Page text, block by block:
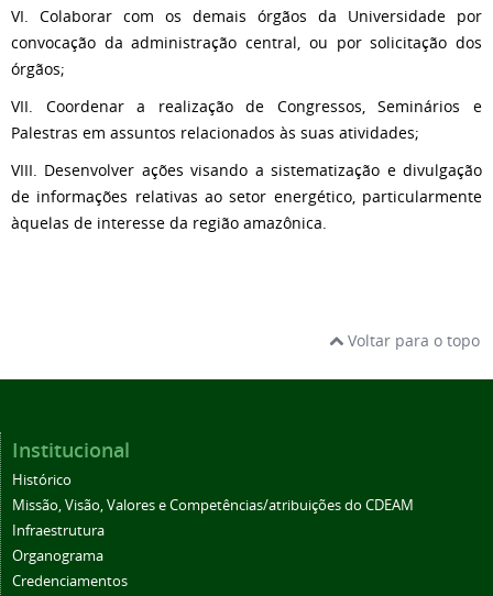
VI. Colaborar com os demais órgãos da Universidade por
convocação da administração central, ou por solicitação dos
órgãos;
VII. Coordenar a realização de Congressos, Seminários e
Palestras em assuntos relacionados às suas atividades;
VIII. Desenvolver ações visando a sistematização e divulgação
de informações relativas ao setor energético, particularmente
àquelas de interesse da região amazônica.
Voltar para o topo
Institucional
Histórico
Missão, Visão, Valores e Competências/atribuições do CDEAM
Infraestrutura
Organograma
Credenciamentos